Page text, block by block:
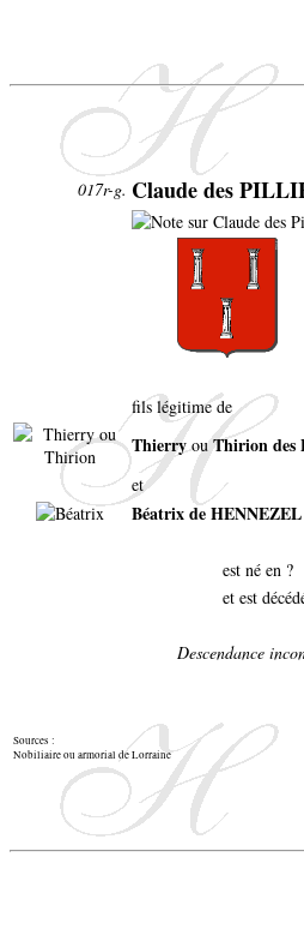
017r-g. Claude des
fils légitime de
ThierryouThirion des
et
Béatrix de
est né en ?
et est
Descendance
Sources :
Nobiliaire ou armorial de Lorraine